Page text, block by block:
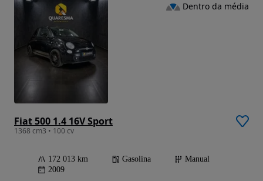
Fiat 500 1.4 16V Sport
1368 cm3 • 100 cv
172 013 km Gasolina
Manual
2009
Dentro da média